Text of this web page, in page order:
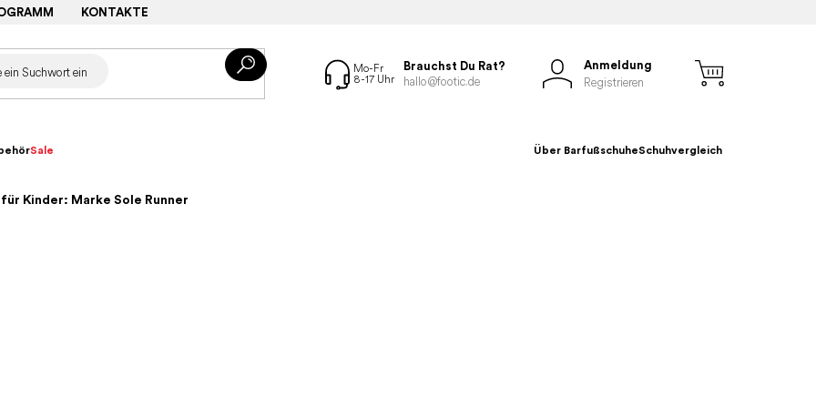
KONTAKTE
Brauchst Du Rat?
hallo@footic.de
Anmeldung
Registrieren
Sale Über BarfußschuheSchuhvergleich
Kinder: Marke Sole Runner